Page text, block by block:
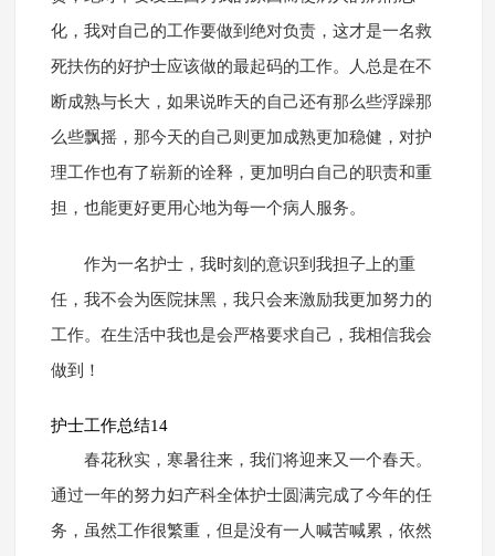
化，我对自己的工作要做到绝对负责，这才是一名救
死扶伤的好护士应该做的最起码的工作。人总是在不
断成熟与长大，如果说昨天的自己还有那么些浮躁那
么些飘摇，那今天的自己则更加成熟更加稳健，对护
理工作也有了崭新的诠释，更加明白自己的职责和重
担，也能更好更用心地为每一个病人服务。
作为一名护士，我时刻的意识到我担子上的重
任，我不会为医院抹黑，我只会来激励我更加努力的
工作。在生活中我也是会严格要求自己，我相信我会
做到！
护士工作总结14
春花秋实，寒暑往来，我们将迎来又一个春天。
通过一年的努力妇产科全体护士圆满完成了今年的任
务，虽然工作很繁重，但是没有一人喊苦喊累，依然